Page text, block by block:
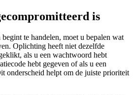
is
te handelen, moet u bepalen wat
Oplichting heeft niet dezelfde
als u een wachtwoord hebt
hebt gegeven of als u een
onderscheid helpt om de juiste prioriteit